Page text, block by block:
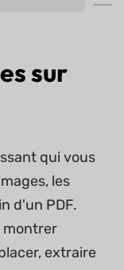
sur
qui vous
les
d'un PDF.
montrer
extraire